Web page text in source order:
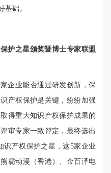
基础。
护之星颁奖暨博士专家联盟
企业能否通过研发创新，保
产权保护是关键，纷纷加强
得重大知识产权保护成果的
审专家一致评定，最终选出
识产权保护之星，这5家企业
霸动漫（香港）、金百泽电